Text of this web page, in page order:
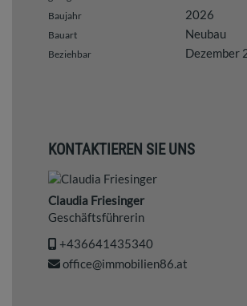
Baujahr 2026
Bauart Neubau
Beziehbar Dezember
KONTAKTIEREN SIE UNS
Claudia Friesinger
Geschäftsführerin
+436641435340
office@immobilien86.at